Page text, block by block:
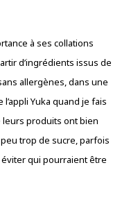
à ses collations
d’ingrédients issus de
allergènes, dans une
Yuka quand je fais
produits ont bien
trop de sucre, parfois
qui pourraient être